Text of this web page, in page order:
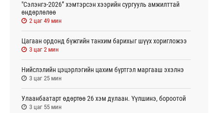
"Сэлэнгэ-2026” хэмтэрсэн хээрийн сургууль амжилттай
өндөрлөлөө
2 цаг 49 мин
Цагаан ордонд бүжгийн танхим барихыг шүүх хоригложээ
3 цаг 2 мин
Нийслэлийн цэцэрлэгийн цахим бүртгэл маргааш эхэлнэ
3 цаг 25 мин
Улаанбаатарт өдөртөө 26 хэм дулаан. Үүлшинэ, бороотой
3 цаг 55 мин